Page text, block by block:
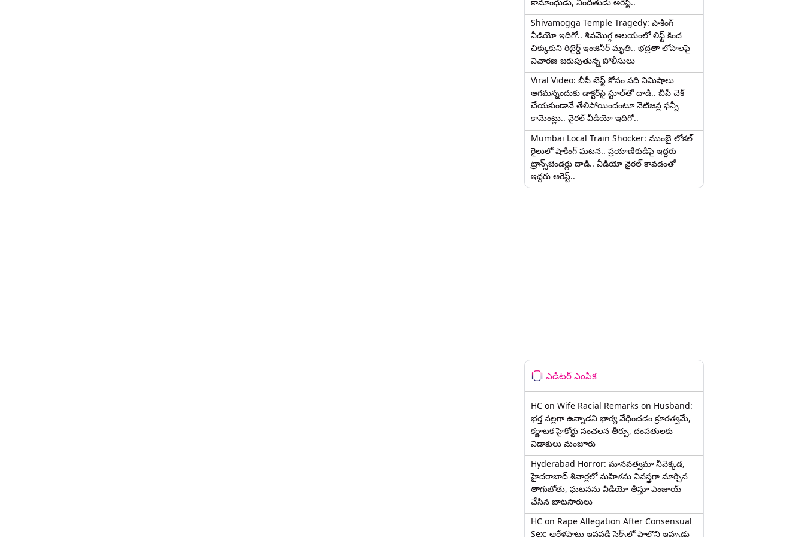
Shivamogga Temple Tragedy: షాకింగ్
వీడియో ఇదిగో.. శివమొగ్గ ఆలయంలో లిఫ్ట్ కింద
చిక్కుకుని రిటైర్డ్ ఇంజినీర్ మృతి.. భద్రతా లోపాలపై
విచారణ జరుపుతున్న పోలీసులు
Viral Video: బీపీ టెస్ట్‌ కోసం పది నిమిషాలు
ఆగమన్నందుకు డాక్టర్‌పై స్టూల్‌తో దాడి.. బీపీ చెక్
చేయకుండానే తేలిపోయిందంటూ నెటిజన్ల ఫన్నీ
కామెంట్లు.. వైరల్ వీడియో ఇదిగో..
Mumbai Local Train Shocker: ముంబై లోకల్
రైలులో షాకింగ్ ఘటన.. ప్రయాణికుడిపై ఇద్దరు
ట్రాన్స్‌జెండర్లు దాడి.. వీడియో వైరల్ కావడంతో
ఇద్దరు అరెస్ట్..
ఎడిటర్ ఎంపిక
HC on Wife Racial Remarks on Husband:
భర్త న‌ల్ల‌గా ఉన్నాడ‌ని భార్య వేధించ‌డం క్రూర‌త్వ‌మే,
కర్ణాటక హైకోర్టు సంచలన తీర్పు, దంపతులకు
విడాకులు మంజూరు
Hyderabad Horror: మానవత్వమా నీవెక్కడ,
హైదరాబాద్ శివార్లలో మహిళను వివస్త్రగా మార్చిన
తాగుబోతు, ఘటనను వీడియో తీస్తూ ఎంజాయ్
చేసిన బాటసారులు
HC on Rape Allegation After Consensual
Sex: ఆరేళ్లపాటు ఇష్టపడి సెక్స్‌లో పాల్గొని ఇప్పుడు